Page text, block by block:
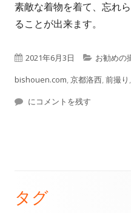
素敵な着物を着て、忘れ
ることが出来ます。
公
開
日
2021年6月3日
カ
テ
お勧めの
bishouen.com,京都洛西,前撮り ,
京都洛西で結婚式の前撮りが
にコメントを残す
メ
タグ